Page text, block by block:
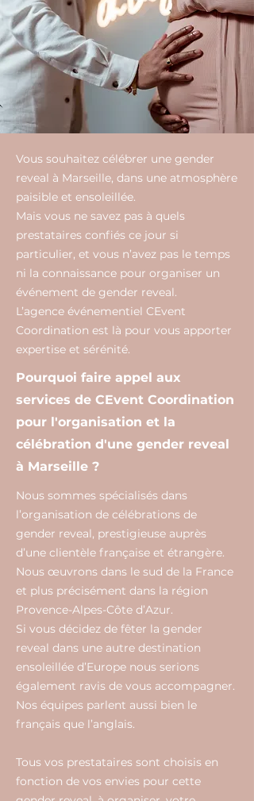
Vous souhaitez célébrer une gender
reveal à Marseille, dans une atmosphère
paisible et ensoleillée.
Mais vous ne savez pas à quels
prestataires confiés ce jour si
particulier, et vous n’avez pas le temps
ni la connaissance pour organiser un
événement de gender reveal.
L’agence événementiel CEvent
Coordination est là pour vous apporter
expertise et sérénité.
Pourquoi faire appel aux
services de CEvent Coordination
pour l'organisation et la
célébration d'une gender reveal
à Marseille ?
Nous sommes spécialisés dans
l’organisation de célébrations de
gender reveal, prestigieuse auprès
d’une clientèle française et étrangère.
Nous œuvrons dans le sud de la France
et plus précisément dans la région
Provence-Alpes-Côte d’Azur.
Si vous décidez de fêter la gender
reveal dans une autre destination
ensoleillée d’Europe nous serions
également ravis de vous accompagner.
Nos équipes parlent aussi bien le
français que l’anglais.
Tous vos prestataires sont choisis en
fonction de vos envies pour cette